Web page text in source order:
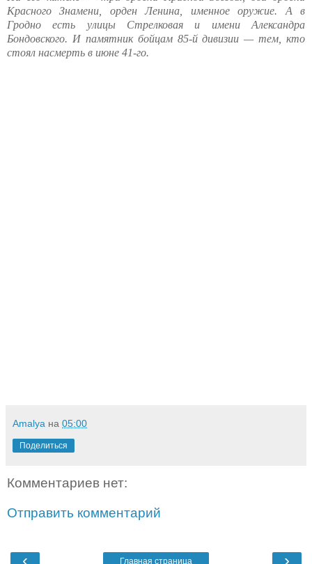
Красного Знамени, орден Ленина, именное оружие. А в
Гродно есть улицы Стрелковая и имени Александра
Бондовского. И памятник бойцам 85-й дивизии — тем, кто
стоял насмерть в июне 41-го.
Amalya на 05:00
Поделиться
Комментариев нет:
Отправить комментарий
‹ ›
Главная страница